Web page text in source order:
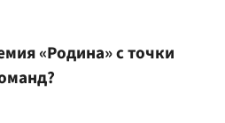
«Родина» с точки